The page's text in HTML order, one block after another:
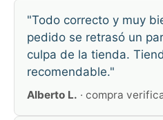
"Todo correcto y muy
pedido se retrasó un
culpa de la tienda.
recomendable."
Alberto L. · compra